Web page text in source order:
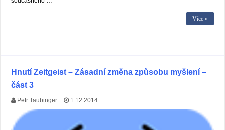
Více »
Hnutí Zeitgeist – Zásadní změna způsobu myšlení –
část 3
Petr Taubinger 1.12.2014